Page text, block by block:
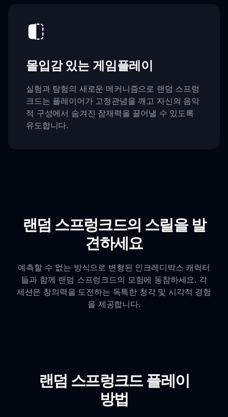
몰입감 있는 게임플레이
실험과 탐험의 새로운 메커니즘으로 랜덤 스프렁
크드는 플레이어가 고정관념을 깨고 자신의 음악
적 구성에서 숨겨진 잠재력을 끌어낼 수 있도록
유도합니다.
랜덤 스프렁크드의 스릴을 발
견하세요
예측할 수 없는 방식으로 변형된 인크레디박스 캐릭터
들과 함께 랜덤 스프렁크드의 모험에 동참하세요. 각
세션은 창의력을 도전하는 독특한 청각 및 시각적 경험
을 제공합니다.
랜덤 스프렁크드 플레이
방법